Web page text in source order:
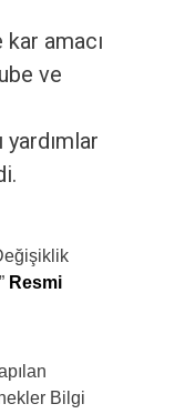
kar amacı
ve
Resmi
Bilgi